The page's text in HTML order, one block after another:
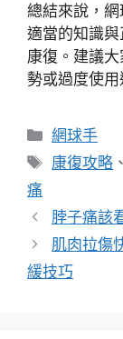
總結來說，
適當的知識
康復。建議
勢或過度使用
分
類
網球手
標
康復攻略
痛
脖子痛該
肌肉拉傷
緩技巧